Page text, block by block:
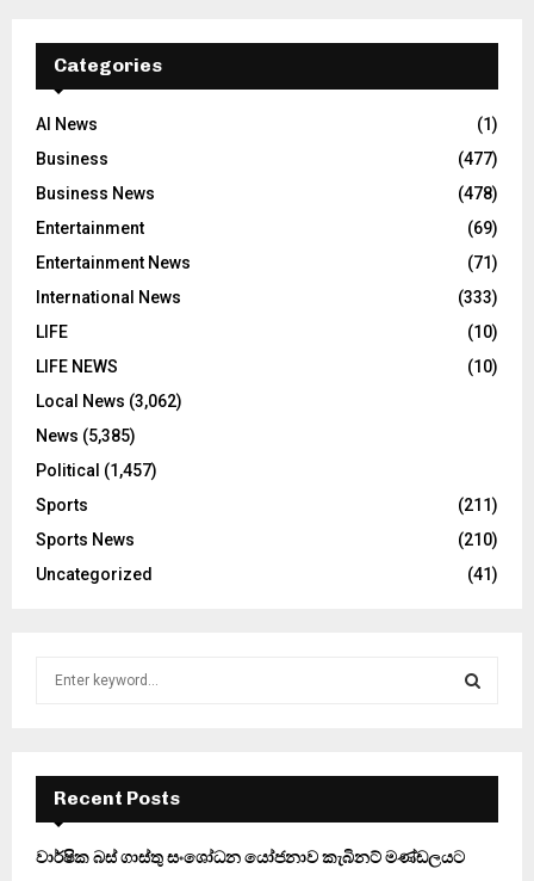
Categories
AI News
(1)
Business
(477)
Business News
(478)
Entertainment
(69)
Entertainment News
(71)
International News
(333)
LIFE
(10)
LIFE NEWS
(10)
Local News (3,062)
News (5,385)
Political (1,457)
Sports
(211)
Sports News
(210)
Uncategorized
(41)
f
r
E
A
Recent Posts
වාර්ෂික බස් ගාස්තු සංශෝධන යෝජනාව කැබිනට් මණ්ඩලයට